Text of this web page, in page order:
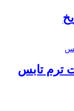
ترم تابس